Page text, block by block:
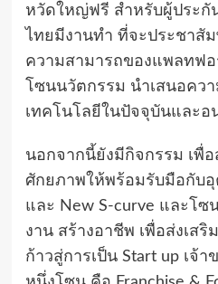
หวัดใหญ่ฟรี สำหรับผู้ประกั
ไทยมีงานทำ ที่จะประชาสั
ความสามารถของแพลทฟ
โซนนวัตกรรม นำเสนอคว
เทคโนโลยีในปัจจุบันและอ
นอกจากนี้ยังมีกิจกรรม เพื่
ศักยภาพให้พร้อมรับมือกับอุ
และ New S-curve และโซ
งาน สร้างอาชีพ เพื่อส่งเส
ก้าวสู่การเป็น Start up เจ้